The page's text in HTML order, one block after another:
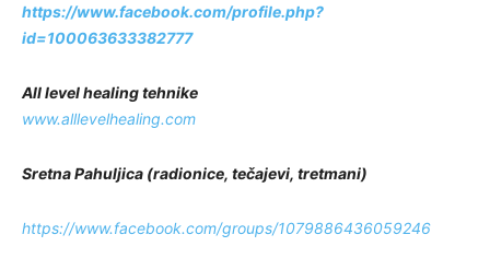
https://www.facebook.com/profile.php?
id=100063633382777
All level healing tehnike
www.alllevelhealing.com
Sretna Pahuljica (radionice, tečajevi, tretmani)
https://www.facebook.com/groups/1079886436059246